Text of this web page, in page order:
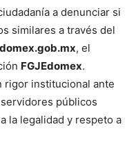
a denunciar si
similares a través del
, el
FGJEdomex.
rigor institucional ante
públicos
la legalidad y respeto a